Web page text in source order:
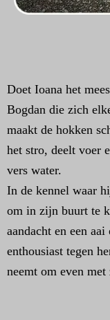
Doet Ioana het
Bogdan die zich
maakt de hokken
het stro, deelt voer
vers water.
In de kennel waar
om in zijn buurt te
aandacht en een
enthousiast tegen
neemt om even met